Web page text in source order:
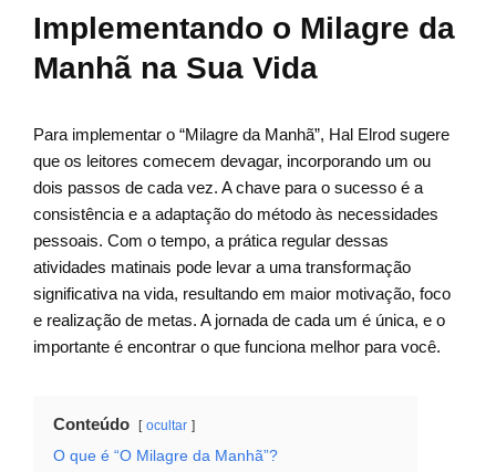
Implementando o Milagre da
Manhã na Sua Vida
Para implementar o “Milagre da Manhã”, Hal Elrod sugere
que os leitores comecem devagar, incorporando um ou
dois passos de cada vez. A chave para o sucesso é a
consistência e a adaptação do método às necessidades
pessoais. Com o tempo, a prática regular dessas
atividades matinais pode levar a uma transformação
significativa na vida, resultando em maior motivação, foco
e realização de metas. A jornada de cada um é única, e o
importante é encontrar o que funciona melhor para você.
Conteúdo ocultar
O que é “O Milagre da Manhã”?